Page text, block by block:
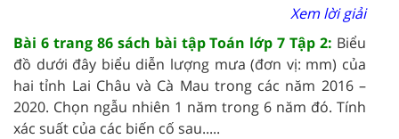
Xem lời giải
Bài 6 trang 86 sách bài tập Toán lớp 7 Tập 2: Biểu
đồ dưới đây biểu diễn lượng mưa (đơn vị: mm) của
hai tỉnh Lai Châu và Cà Mau trong các năm 2016 –
2020. Chọn ngẫu nhiên 1 năm trong 6 năm đó. Tính
xác suất của các biến cố sau.....